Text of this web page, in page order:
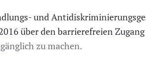
und
über den barrierefreien
zu machen.